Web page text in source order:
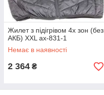
Жилет з підігрівом 4х зон (без
АКБ) XXL ax-831-1
Немає в наявності
2 364 ₴